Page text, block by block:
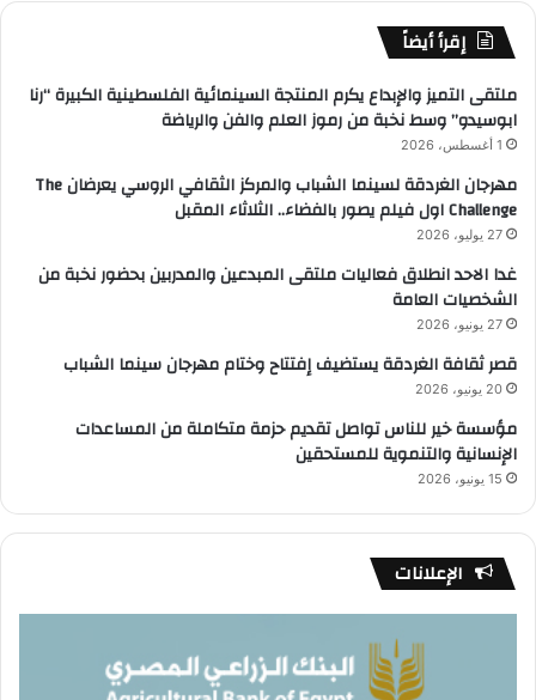
إقرأ أيضاً
ملتقى التميز والإبداع يكرم المنتجة السينمائية الفلسطينية الكبيرة “رنا
ابوسيدو” وسط نخبة من رموز العلم والفن والرياضة
1 أغسطس، 2026
مهرجان الغردقة لسينما الشباب والمركز الثقافي الروسي يعرضان The
Challenge اول فيلم يصور بالفضاء.. الثلاثاء المقبل
27 يوليو، 2026
غدا الاحد انطلاق فعاليات ملتقى المبدعين والمدربين بحضور نخبة من
الشخصيات العامة
27 يونيو، 2026
قصر ثقافة الغردقة يستضيف إفتتاح وختام مهرجان سينما الشباب
20 يونيو، 2026
مؤسسة خير للناس تواصل تقديم حزمة متكاملة من المساعدات
الإنسانية والتنموية للمستحقين
15 يونيو، 2026
الإعلانات